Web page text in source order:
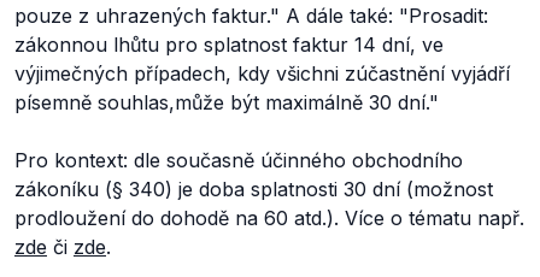
pouze z uhrazených faktur." A dále také: "Prosadit:
zákonnou lhůtu pro splatnost faktur 14 dní, ve
výjimečných případech, kdy všichni zúčastnění vyjádří
písemně souhlas,může být maximálně 30 dní."
Pro kontext: dle současně účinného obchodního
zákoníku (§ 340) je doba splatnosti 30 dní (možnost
prodloužení do dohodě na 60 atd.). Více o tématu např.
zde či zde.